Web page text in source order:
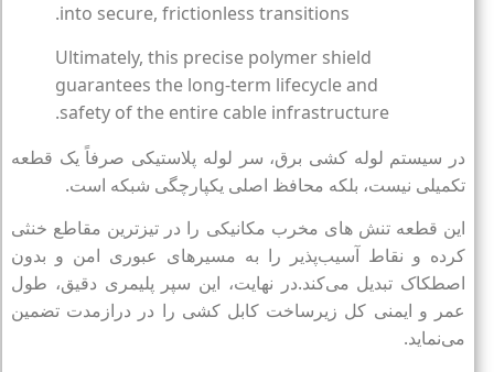
into secure, frictionless transitions.
Ultimately, this precise polymer shield
guarantees the long-term lifecycle and
safety of the entire cable infrastructure.
در سیستم لوله‌ کشی برق، سر لوله پلاستیکی صرفاً یک قطعه
تکمیلی نیست، بلکه محافظ اصلی یکپارچگی شبکه است.
این قطعه تنش‌ های مخرب مکانیکی را در تیزترین مقاطع خنثی
کرده و نقاط آسیب‌پذیر را به مسیرهای عبوری امن و بدون
اصطکاک تبدیل می‌کند.در نهایت، این سپر پلیمری دقیق، طول
عمر و ایمنی کل زیرساخت کابل‌ کشی را در درازمدت تضمین
می‌نماید.